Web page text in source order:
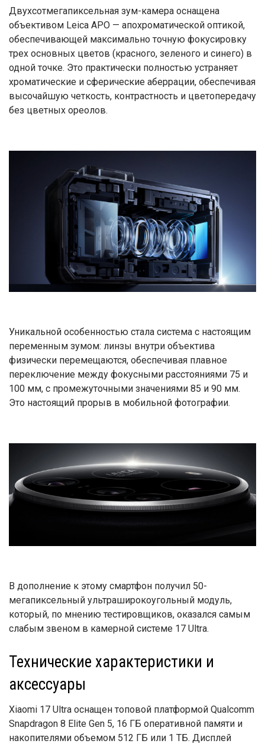
Двухсотмегапиксельная зум-камера оснащена
объективом Leica APO — апохроматической оптикой,
обеспечивающей максимально точную фокусировку
трех основных цветов (красного, зеленого и синего) в
одной точке. Это практически полностью устраняет
хроматические и сферические аберрации, обеспечивая
высочайшую четкость, контрастность и цветопередачу
без цветных ореолов.
Уникальной особенностью стала система с настоящим
переменным зумом: линзы внутри объектива
физически перемещаются, обеспечивая плавное
переключение между фокусными расстояниями 75 и
100 мм, с промежуточными значениями 85 и 90 мм.
Это настоящий прорыв в мобильной фотографии.
В дополнение к этому смартфон получил 50-
мегапиксельный ультраширокоугольный модуль,
который, по мнению тестировщиков, оказался самым
слабым звеном в камерной системе 17 Ultra.
Технические характеристики и
аксессуары
Xiaomi 17 Ultra оснащен топовой платформой Qualcomm
Snapdragon 8 Elite Gen 5, 16 ГБ оперативной памяти и
накопителями объемом 512 ГБ или 1 ТБ. Дисплей